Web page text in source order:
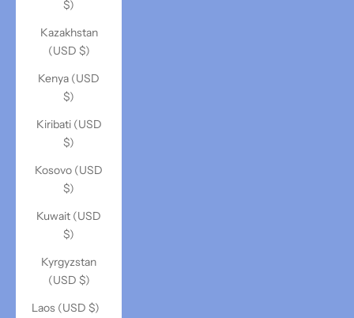
$)
Kazakhstan
(USD $)
Kenya (USD
$)
Kiribati (USD
$)
Kosovo (USD
$)
Kuwait (USD
$)
Kyrgyzstan
(USD $)
Laos (USD $)